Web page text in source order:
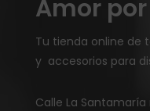
Amor por
Tu tienda online de
y accesorios para
Calle La Santamaría